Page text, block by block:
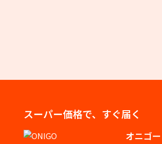
スーパー価格で、すぐ届く
オニゴー